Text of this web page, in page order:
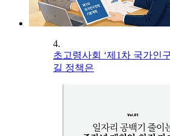
4.
초고령사회 ‘제1차 국가인
길 정책은